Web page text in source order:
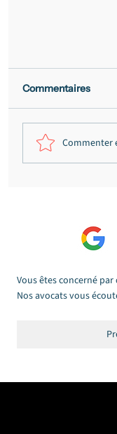
demandes
Commentaires
Commenter
Vous êtes concerné
Nos avocats vous